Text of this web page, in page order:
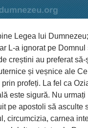
Legea lui
L-a ignorat pe Domnul
creștini au preferat să-
și veșnice ale
profeți. La fel ca
este sigură. Nu urmați
pe apostoli să asculte
circumcizia, carnea